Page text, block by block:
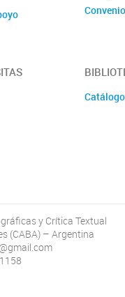
y Crítica Textual
(CABA) – Argentina